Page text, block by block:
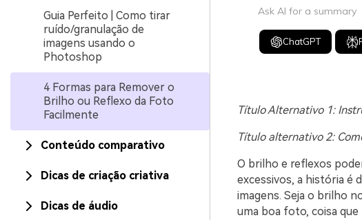
Guia Perfeito | Como tirar
ruído/granulação de
imagens usando o
Photoshop
4 Formas para Remover o
Brilho ou Reflexo da Foto
Facilmente
Conteúdo comparativo
Dicas de criação criativa
Dicas de áudio
Ask AI for a summary
ChatGPT
Título Alternativo 1:
Título alternativo 2:
O brilho e reflexos
excessivos, a história é
imagens. Seja o brilho
uma boa foto, coisa